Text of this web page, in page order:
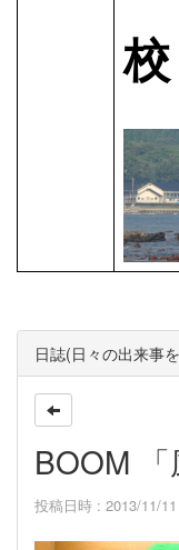
日誌(日々の出来事
BOOM 「
投稿日時 : 2013/11/11